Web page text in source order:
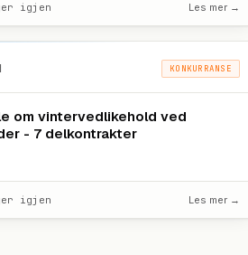
igjen Les mer →
KONKURRANSE
om vintervedlikehold ved
- 7 delkontrakter
igjen Les mer →